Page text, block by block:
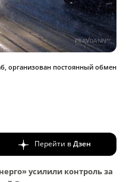
организован постоянный обмен
Перейти вДзен
усилили контроль за